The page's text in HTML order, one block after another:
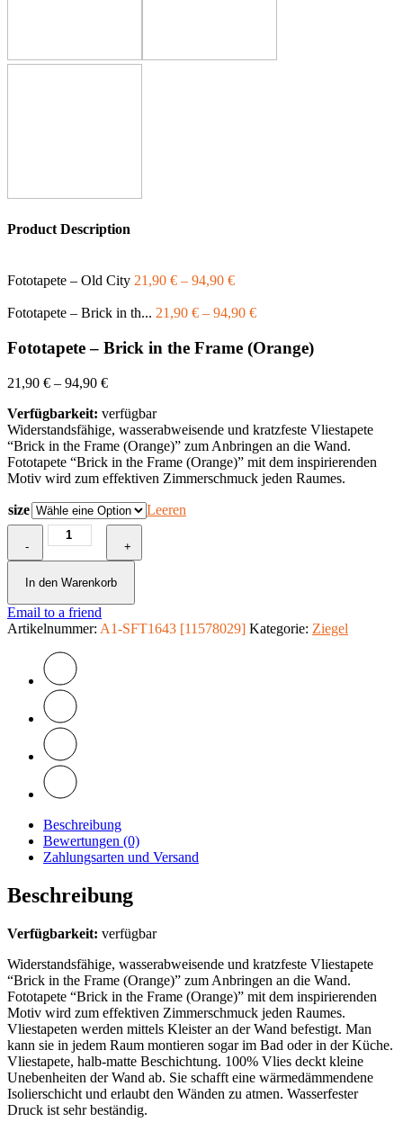
Product Description
Fototapete – Old City 21,90 € – 94,90 €
Fototapete – Brick in th... 21,90 € – 94,90 €
Fototapete – Brick in the Frame (Orange)
21,90 € – 94,90 €
Verfügbarkeit: verfügbar
Widerstandsfähige, wasserabweisende und kratzfeste Vliestapete
“Brick in the Frame (Orange)” zum Anbringen an die Wand.
Fototapete “Brick in the Frame (Orange)” mit dem inspirierenden
Motiv wird zum effektiven Zimmerschmuck jeden Raumes.
size Leeren
-
Fototapete
-
Brick
in
Frame
(Orange)
+
In den Warenkorb
Email to a friend
Artikelnummer: A1-SFT1643 [11578029] Kategorie: Ziegel
Beschreibung
Bewertungen (0)
Zahlungsarten und Versand
Beschreibung
Verfügbarkeit: verfügbar
Widerstandsfähige, wasserabweisende und kratzfeste Vliestapete
“Brick in the Frame (Orange)” zum Anbringen an die Wand.
Fototapete “Brick in the Frame (Orange)” mit dem inspirierenden
Motiv wird zum effektiven Zimmerschmuck jeden Raumes.
Vliestapeten werden mittels Kleister an der Wand befestigt. Man
kann sie in jedem Raum montieren sogar im Bad oder in der Küche.
Vliestapete, halb-matte Beschichtung. 100% Vlies deckt kleine
Unebenheiten der Wand ab. Sie schafft eine wärmedämmendene
Isolierschicht und erlaubt den Wänden zu atmen. Wasserfester
Druck ist sehr beständig.